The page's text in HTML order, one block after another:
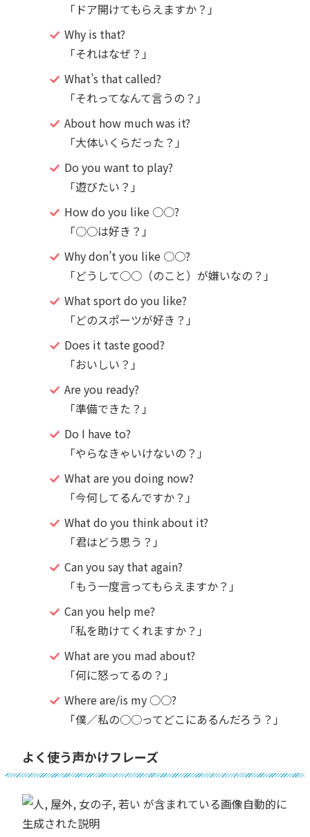
「ドア開けてもらえますか？」
Why is that?
「それはなぜ？」
What’s that called?
「それってなんて言うの？」
About how much was it?
「大体いくらだった？」
Do you want to play?
「遊びたい？」
How do you like ○○?
「○○は好き？」
Why don’t you like ○○?
「どうして○○（のこと）が嫌いなの？」
What sport do you like?
「どのスポーツが好き？」
Does it taste good?
「おいしい？」
Are you ready?
「準備できた？」
Do I have to?
「やらなきゃいけないの？」
What are you doing now?
「今何してるんですか？」
What do you think about it?
「君はどう思う？」
Can you say that again?
「もう一度言ってもらえますか？」
Can you help me?
「私を助けてくれますか？」
What are you mad about?
「何に怒ってるの？」
Where are/is my ○○?
「僕／私の○○ってどこにあるんだろう？」
よく使う声かけフレーズ